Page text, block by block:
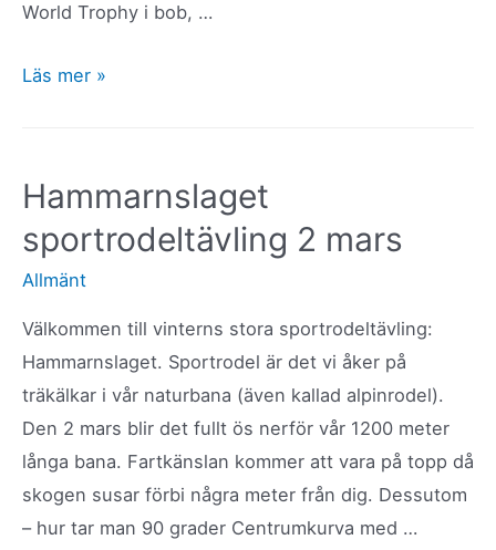
World Trophy i bob, …
Klubbåkare
Schweiz
Läs mer »
Hammarnslaget
sportrodeltävling 2 mars
Allmänt
Välkommen till vinterns stora sportrodeltävling:
Hammarnslaget. Sportrodel är det vi åker på
träkälkar i vår naturbana (även kallad alpinrodel).
Den 2 mars blir det fullt ös nerför vår 1200 meter
långa bana. Fartkänslan kommer att vara på topp då
skogen susar förbi några meter från dig. Dessutom
– hur tar man 90 grader Centrumkurva med …